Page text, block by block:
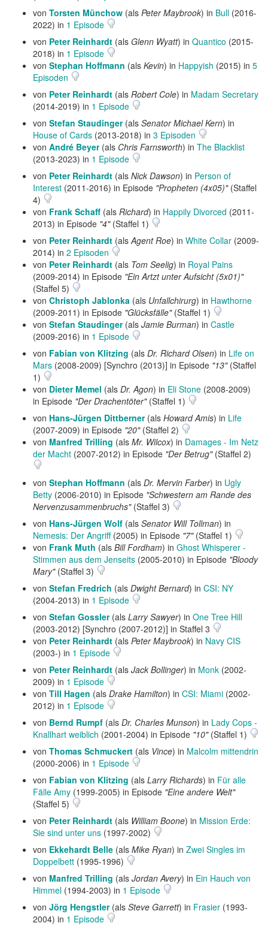
von Torsten Münchow (als Peter Maybrook) in Bull (2016-
2022) in 1 Episode
von Peter Reinhardt (als Glenn Wyatt) in Quantico (2015-
2018) in 1 Episode
von Stephan Hoffmann (als Kevin) in Happyish (2015) in 5
Episoden
von Peter Reinhardt (als Robert Cole) in Madam Secretary
(2014-2019) in 1 Episode
von Stefan Staudinger(als Senator Michael Kern) in
House of Cards (2013-2018) in 3 Episoden
von André Beyer(als Chris Farnsworth) in The Blacklist
(2013-2023) in 1 Episode
von Peter Reinhardt (als Nick Dawson) in Person of
Interest (2011-2016) in Episode "Propheten (4x05)"(Staffel
4)
von Frank Schaff (als Richard) in Happily Divorced (2011-
2013) in Episode "4"(Staffel 1)
von Peter Reinhardt (alsAgent Roe) in White Collar (2009-
2014) in 2 Episoden
von Peter Reinhardt (als Tom Seelig) in Royal Pains
(2009-2014) in Episode "Ein Artzt unter Aufsicht (5x01)"
(Staffel 5)
von Christoph Jablonka (als Unfallchirurg) in Hawthorne
(2009-2011) in Episode "Glücksfälle"(Staffel 1)
von Stefan Staudinger(als Jamie Burman) in Castle
(2009-2016) in 1 Episode
von Fabian von Klitzing (als Dr. Richard Olsen) in Life on
Mars (2008-2009) [Synchro (2013)] in Episode "13"(Staffel
1)
von Dieter Memel (als Dr. Agon) in Eli Stone (2008-2009)
in Episode "Der Drachentöter"(Staffel 1)
von Hans-Jürgen Dittberner(als Howard Amis) in Life
(2007-2009) in Episode "20"(Staffel 2)
von Manfred Trilling (als Mr. Wilcox) in Damages - Im Netz
der Macht (2007-2012) in Episode "Der Betrug"(Staffel 2)
von Stephan Hoffmann (als Dr. Mervin Farber) in Ugly
Betty (2006-2010) in Episode "Schwestern am Rande des
Nervenzusammenbruchs"(Staffel 3)
von Hans-Jürgen Wolf (als Senator Will Tollman) in
Nemesis: Der Angriff(2005) in Episode "7"(Staffel 1)
von Frank Muth (als Bill Fordham) in Ghost Whisperer -
Stimmen aus dem Jenseits (2005-2010) in Episode "Bloody
Mary"(Staffel 3)
von Stefan Fredrich (als Dwight Bernard) in CSI: NY
(2004-2013) in 1 Episode
von Stefan Gossler(als Larry Sawyer) in One Tree Hill
(2003-2012) [Synchro (2007-2012)] in Staffel 3
von Peter Reinhardt (als Peter Maybrook) in Navy CIS
(2003-) in 1 Episode
von Peter Reinhardt (als Jack Bollinger) in Monk (2002-
2009) in 1 Episode
von Till Hagen (als Drake Hamilton) in CSI: Miami (2002-
2012) in 1 Episode
von Bernd Rumpf (als Dr. Charles Munson) in Lady Cops -
Knallhart weiblich (2001-2004) in Episode "10"(Staffel 1)
von Thomas Schmuckert (als Vince) in Malcolm mittendrin
(2000-2006) in 1 Episode
von Fabian von Klitzing (als Larry Richards) in Für alle
Fälle Amy (1999-2005) in Episode "Eine andere Welt"
(Staffel 5)
von Peter Reinhardt (als William Boone) in Mission Erde:
Sie sind unter uns (1997-2002)
von Ekkehardt Belle (als Mike Ryan) in Zwei Singles im
Doppelbett (1995-1996)
von Manfred Trilling (als Jordan Avery) in Ein Hauch von
Himmel (1994-2003) in 1 Episode
von Jörg Hengstler(als Steve Garrett) in Frasier (1993-
2004) in 1 Episode